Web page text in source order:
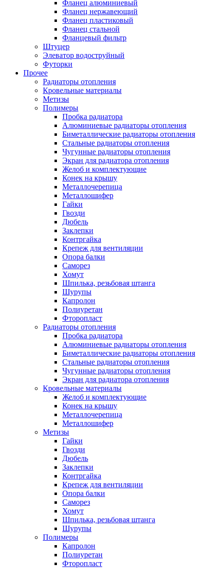
Фланец алюминиевый
Фланец нержавеющий
Фланец пластиковый
Фланец стальной
Фланцевый фильтр
Штуцер
Элеватор водоструйный
Футорки
Прочее
Радиаторы отопления
Кровельные материалы
Метизы
Полимеры
Пробка радиатора
Алюминиевые радиаторы отопления
Биметаллические радиаторы отопления
Стальные радиаторы отопления
Чугунные радиаторы отопления
Экран для радиатора отопления
Желоб и комплектующие
Конек на крышу
Металлочерепица
Металлошифер
Гайки
Гвозди
Дюбель
Заклепки
Контргайка
Крепеж для вентиляции
Опора балки
Саморез
Хомут
Шпилька, резьбовая штанга
Шурупы
Капролон
Полиуретан
Фторопласт
Радиаторы отопления
Пробка радиатора
Алюминиевые радиаторы отопления
Биметаллические радиаторы отопления
Стальные радиаторы отопления
Чугунные радиаторы отопления
Экран для радиатора отопления
Кровельные материалы
Желоб и комплектующие
Конек на крышу
Металлочерепица
Металлошифер
Метизы
Гайки
Гвозди
Дюбель
Заклепки
Контргайка
Крепеж для вентиляции
Опора балки
Саморез
Хомут
Шпилька, резьбовая штанга
Шурупы
Полимеры
Капролон
Полиуретан
Фторопласт